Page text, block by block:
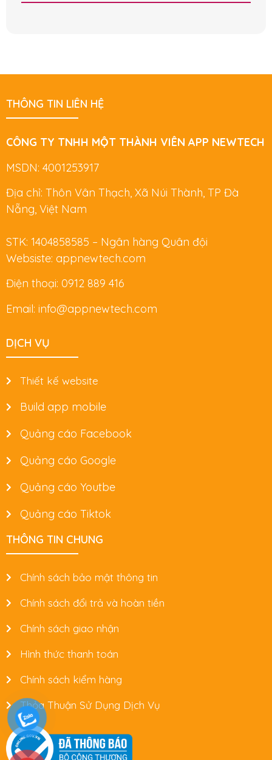
THÔNG TIN LIÊN HỆ
CÔNG TY TNHH MỘT THÀNH VIÊN APP NEWTECH
MSDN: 4001253917
Địa chỉ: Thôn Vân Thạch, Xã Núi Thành, TP Đà
Nẵng, Việt Nam
STK: 1404858585 – Ngân hàng Quân đội
Websiste: appnewtech.com
Điện thoại: 0912 889 416
Email: info@appnewtech.com
DỊCH VỤ
Thiết kế website
Build app mobile
Quảng cáo Facebook
Quảng cáo Google
Quảng cáo Youtbe
Quảng cáo Tiktok
THÔNG TIN CHUNG
Chính sách bảo mật thông tin
Chính sách đổi trả và hoàn tiền
Chính sách giao nhận
Hình thức thanh toán
Chính sách kiểm hàng
Thỏa Thuận Sử Dụng Dịch Vụ